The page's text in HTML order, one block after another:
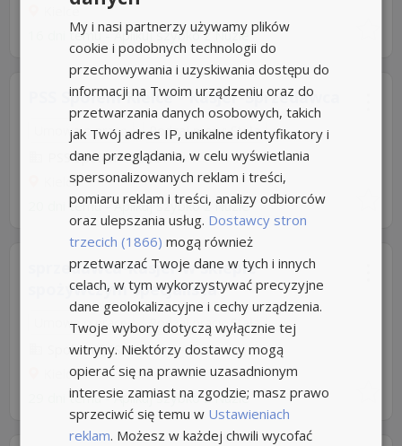
16 dni temu -Aplikuj szybko z Nuzle
PSS Społem Kielce - Kasjer-Sprzedawca
Umowa o pracę Rodzaj pracy: Stała
PSS Społem Kielce
Kielce
20 dni temu -Aplikuj szybko z Nuzle
sprzedawca-kasjer w sklepie
spożywczym specjalista
Umowa o pracę Rodzaj pracy: Stała
Społem PSS Kielce
Kielce
29 dni temu -Aplikuj szybko z Nuzle
My i nasi partnerzy używamy plików
cookie i podobnych technologii do
przechowywania i uzyskiwania dostępu do
informacji na Twoim urządzeniu oraz do
przetwarzania danych osobowych, takich
jak Twój adres IP, unikalne identyfikatory i
dane przeglądania, w celu wyświetlania
spersonalizowanych reklam i treści,
pomiaru reklam i treści, analizy odbiorców
oraz ulepszania usług. Dostawcy stron
trzecich (1866) mogą również
przetwarzać Twoje dane w tych i innych
celach, w tym wykorzystywać precyzyjne
dane geolokalizacyjne i cechy urządzenia.
Twoje wybory dotyczą wyłącznie tej
witryny. Niektórzy dostawcy mogą
opierać się na prawnie uzasadnionym
interesie zamiast na zgodzie; masz prawo
sprzeciwić się temu w Ustawieniach
reklam. Możesz w każdej chwili wycofać